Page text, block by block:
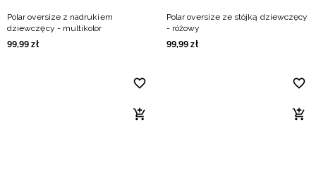
Polar oversize z nadrukiem
dziewczęcy - multikolor
99,99 zł
Polar oversize ze stójką dziewczęcy
- różowy
99,99 zł